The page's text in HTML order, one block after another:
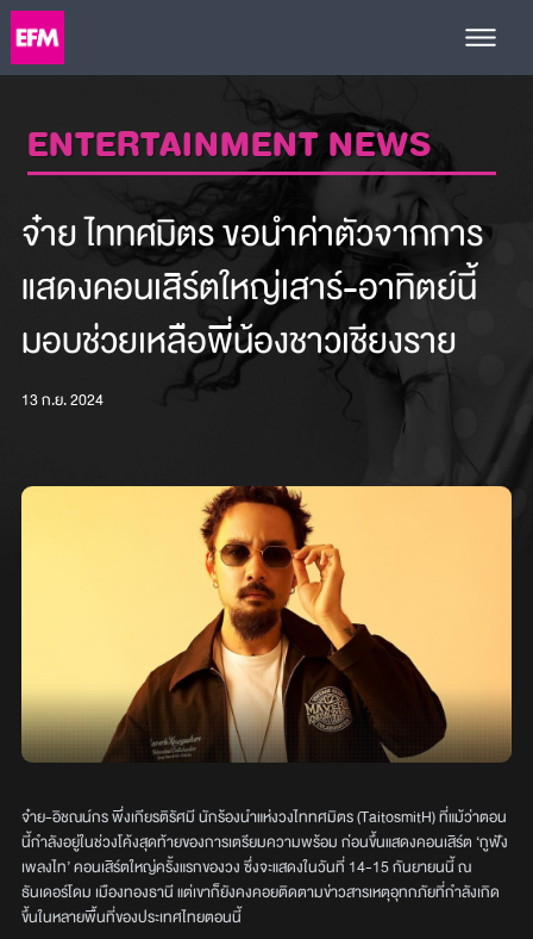
ENTERTAINMENT NEWS
จ๋าย ไททศมิตร ขอนำค่าตัวจากการ
แสดงคอนเสิร์ตใหญ่เสาร์-อาทิตย์นี้
มอบช่วยเหลือพี่น้องชาวเชียงราย
13 ก.ย. 2024
จ๋าย-อิชณน์กร พึ่งเกียรติรัศมี นักร้องนำแห่งวงไททศมิตร (TaitosmitH) ที่แม้ว่าตอน
นี้กำลังอยู่ในช่วงโค้งสุดท้ายของการเตรียมความพร้อม ก่อนขึ้นแสดงคอนเสิร์ต ‘กูฟัง
เพลงไท’ คอนเสิร์ตใหญ่ครั้งแรกของวง ซึ่งจะแสดงในวันที่ 14-15 กันยายนนี้ ณ
ธันเดอร์โดม เมืองทองธานี แต่เขาก็ยังคงคอยติดตามข่าวสารเหตุอุทกภัยที่กำลังเกิด
ขึ้นในหลายพื้นที่ของประเทศไทยตอนนี้